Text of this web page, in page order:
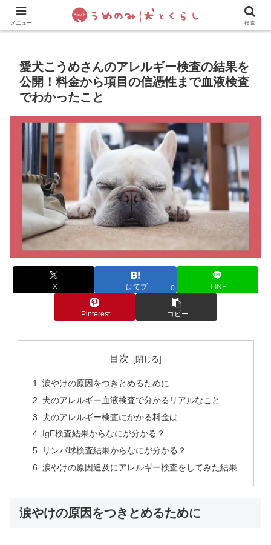
犬の手作りご飯 フレブル飼い方・しつけ ペットグッズ&
愛犬こうめさんのアレルギー検査の結果を
公開！料金から項目の信憑性まで血液検査
でわかったこと
X はてブ 0 LINE
Pinterest コピー
目次
涙やけの原因をつきとめるために
犬のアレルギー血液検査で分かるリアルなこと
犬のアレルギー検査にかかる料金は
IgE検査結果からなにが分かる？
リンパ球検査結果からなにが分かる？
涙やけの原因追及にアレルギー検査をしてみた結果
涙やけの原因をつきとめるために
メニュー 検索